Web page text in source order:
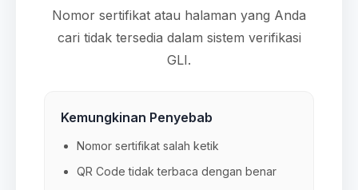
Nomor sertifikat atau halaman yang Anda
cari tidak tersedia dalam sistem verifikasi
GLI.
Kemungkinan Penyebab
Nomor sertifikat salah ketik
QR Code tidak terbaca dengan benar